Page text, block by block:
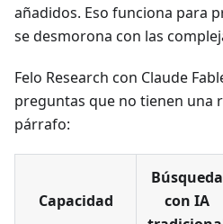
añadidos. Eso funciona para
se desmorona con las
Felo Research con Claude
preguntas que no tienen una
párrafo:
Capacidad
Búsqueda
con IA